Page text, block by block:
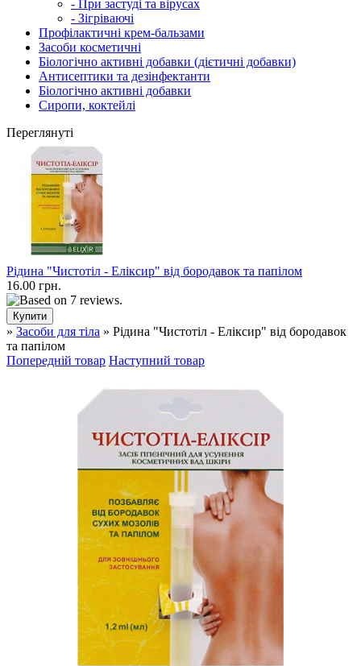
- При застуді та вірусах
- Зігріваючі
Профілактичні крем-бальзами
Засоби косметичні
Біологічно активні добавки (дієтичні добавки)
Антисептики та дезінфектанти
Біологічно активні добавки
Сиропи, коктейлі
Переглянуті
Рідина "Чистотіл - Еліксир" від бородавок та папілом
16.00 грн.
» Засоби для тіла » Рідина "Чистотіл - Еліксир" від бородавок
та папілом
Попередній товар Наступний товар